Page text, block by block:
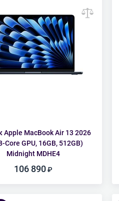
Apple MacBook Air 13 2026
Core GPU, 16GB, 512GB)
Midnight MDHE4
106 890